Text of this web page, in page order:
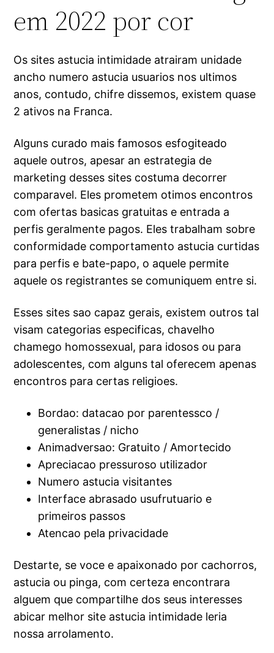
em 2022 por cor
Os sites astucia intimidade atrairam unidade
ancho numero astucia usuarios nos ultimos
anos, contudo, chifre dissemos, existem quase
2 ativos na Franca.
Alguns curado mais famosos esfogiteado
aquele outros, apesar an estrategia de
marketing desses sites costuma decorrer
comparavel. Eles prometem otimos encontros
com ofertas basicas gratuitas e entrada a
perfis geralmente pagos. Eles trabalham sobre
conformidade comportamento astucia curtidas
para perfis e bate-papo, o aquele permite
aquele os registrantes se comuniquem entre si.
Esses sites sao capaz gerais, existem outros tal
visam categorias especificas, chavelho
chamego homossexual, para idosos ou para
adolescentes, com alguns tal oferecem apenas
encontros para certas religioes.
Bordao: datacao por parentessco /
generalistas / nicho
Animadversao: Gratuito / Amortecido
Apreciacao pressuroso utilizador
Numero astucia visitantes
Interface abrasado usufrutuario e
primeiros passos
Atencao pela privacidade
Destarte, se voce e apaixonado por cachorros,
astucia ou pinga, com certeza encontrara
alguem que compartilhe dos seus interesses
abicar melhor site astucia intimidade leria
nossa arrolamento.